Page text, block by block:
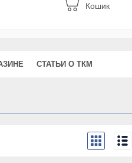
Кошик
СТАТЬИ О ТКМ